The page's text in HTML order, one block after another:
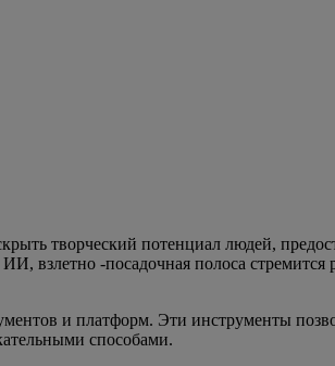
творческий потенциал людей,
взлетно -посадочная полоса стремится
и платформ. Эти инструменты
способами.